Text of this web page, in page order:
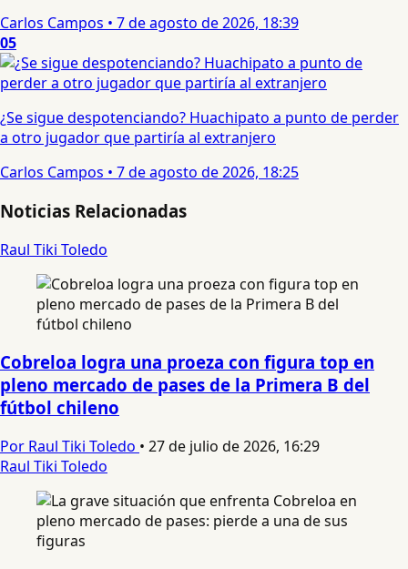
Carlos Campos • 7 de agosto de 2026, 18:39
05
¿Se sigue despotenciando? Huachipato a punto de perder
a otro jugador que partiría al extranjero
Carlos Campos • 7 de agosto de 2026, 18:25
Noticias Relacionadas
Raul Tiki Toledo
Cobreloa logra una proeza con figura top en
pleno mercado de pases de la Primera B del
fútbol chileno
Por Raul Tiki Toledo • 27 de julio de 2026, 16:29
Raul Tiki Toledo